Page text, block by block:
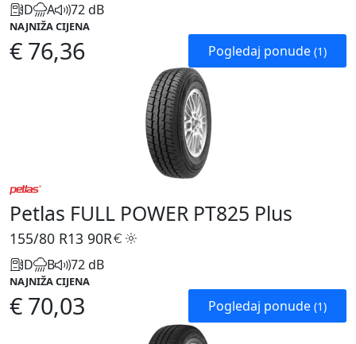
D A 72 dB
NAJNIŽA CIJENA
€ 76,36 Pogledaj ponude (1)
Petlas FULL POWER PT825 Plus
155/80 R13 90R
D B 72 dB
NAJNIŽA CIJENA
€ 70,03 Pogledaj ponude (1)